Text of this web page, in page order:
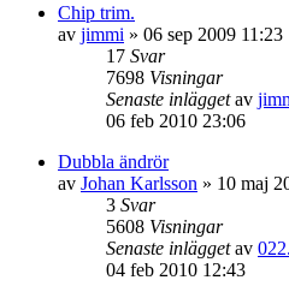
Chip trim.
av jimmi » 06 sep 2009 11:23
17 Svar
7698 Visningar
Senaste inläggetav
06 feb 2010 23:06
Dubbla ändrör
av Johan Karlsson » 10 maj
3 Svar
5608 Visningar
Senaste inläggetav
04 feb 2010 12:43